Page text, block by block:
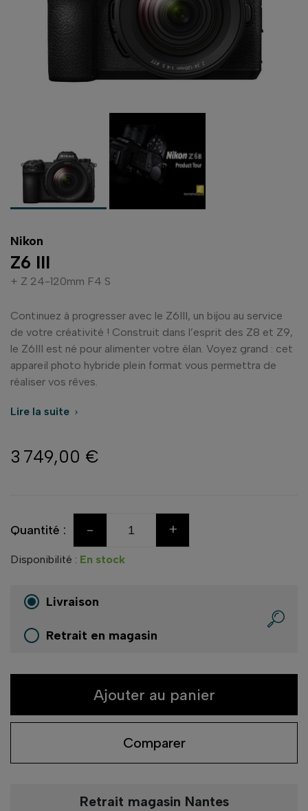
Nikon
Z6 III
+ Z 24-120mm F4 S
Continuez à progresser avec le Z6III, un bijou au service
de votre créativité ! Construit dans l’esprit des Z8 et Z9,
le Z6III est né pour alimenter votre élan. Voyez grand : cet
appareil photo hybride plein format vous permettra de
réaliser vos rêves.
Lire la suite 
3 749,00 €
Quantité : - +
Disponibilité : En stock
Livraison
Retrait en magasin
Ajouter au panier
Comparer
Retrait magasin Nantes